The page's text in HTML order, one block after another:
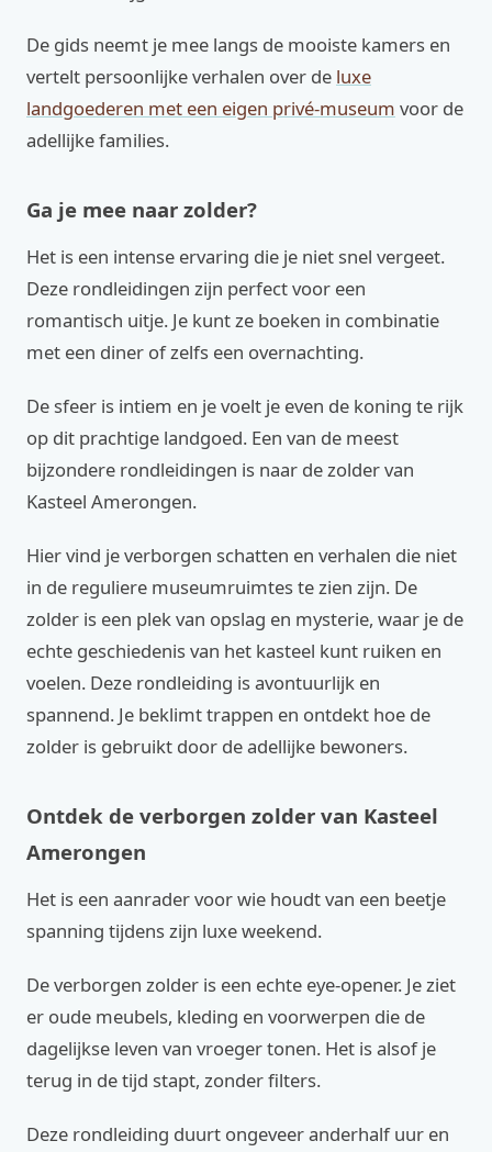
De gids neemt je mee langs de mooiste kamers en
vertelt persoonlijke verhalen over de luxe
landgoederen met een eigen privé-museum voor de
adellijke families.
Ga je mee naar zolder?
Het is een intense ervaring die je niet snel vergeet.
Deze rondleidingen zijn perfect voor een
romantisch uitje. Je kunt ze boeken in combinatie
met een diner of zelfs een overnachting.
De sfeer is intiem en je voelt je even de koning te rijk
op dit prachtige landgoed. Een van de meest
bijzondere rondleidingen is naar de zolder van
Kasteel Amerongen.
Hier vind je verborgen schatten en verhalen die niet
in de reguliere museumruimtes te zien zijn. De
zolder is een plek van opslag en mysterie, waar je de
echte geschiedenis van het kasteel kunt ruiken en
voelen. Deze rondleiding is avontuurlijk en
spannend. Je beklimt trappen en ontdekt hoe de
zolder is gebruikt door de adellijke bewoners.
Ontdek de verborgen zolder van Kasteel
Amerongen
Het is een aanrader voor wie houdt van een beetje
spanning tijdens zijn luxe weekend.
De verborgen zolder is een echte eye-opener. Je ziet
er oude meubels, kleding en voorwerpen die de
dagelijkse leven van vroeger tonen. Het is alsof je
terug in de tijd stapt, zonder filters.
Deze rondleiding duurt ongeveer anderhalf uur en